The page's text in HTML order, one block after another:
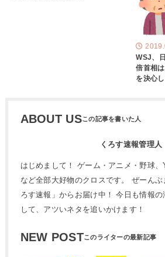
WSJ、
倍首相
を決心
ABOUT US
くろす速報管理人
はじめまして！ ゲーム・アニメ・野球、
など全部大好物のクロスです。 ぜーんぶ
ろす速報」からお届け中！ 今日も情報の
して、アツいネタを追いかけます！
NEW POST